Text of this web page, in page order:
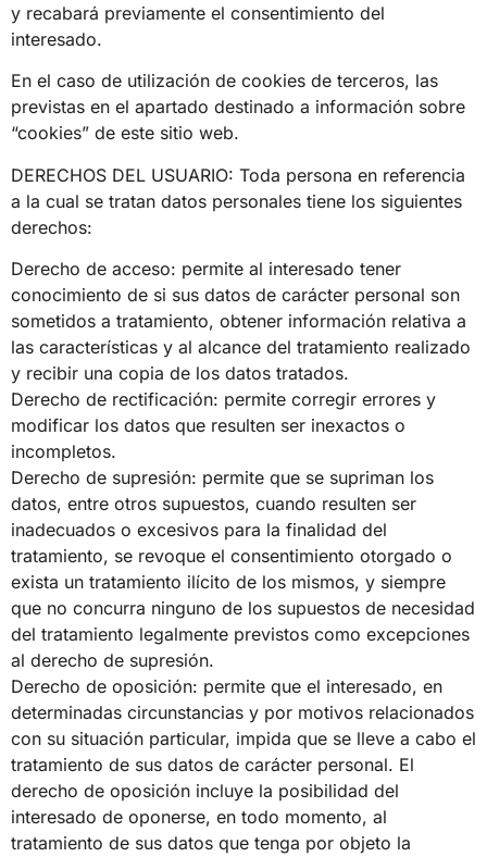
y recabará previamente el consentimiento del
interesado.
En el caso de utilización de cookies de terceros, las
previstas en el apartado destinado a información sobre
“cookies” de este sitio web.
DERECHOS DEL USUARIO: Toda persona en referencia
a la cual se tratan datos personales tiene los siguientes
derechos:
Derecho de acceso: permite al interesado tener
conocimiento de si sus datos de carácter personal son
sometidos a tratamiento, obtener información relativa a
las características y al alcance del tratamiento realizado
y recibir una copia de los datos tratados.
Derecho de rectificación: permite corregir errores y
modificar los datos que resulten ser inexactos o
incompletos.
Derecho de supresión: permite que se supriman los
datos, entre otros supuestos, cuando resulten ser
inadecuados o excesivos para la finalidad del
tratamiento, se revoque el consentimiento otorgado o
exista un tratamiento ilícito de los mismos, y siempre
que no concurra ninguno de los supuestos de necesidad
del tratamiento legalmente previstos como excepciones
al derecho de supresión.
Derecho de oposición: permite que el interesado, en
determinadas circunstancias y por motivos relacionados
con su situación particular, impida que se lleve a cabo el
tratamiento de sus datos de carácter personal. El
derecho de oposición incluye la posibilidad del
interesado de oponerse, en todo momento, al
tratamiento de sus datos que tenga por objeto la